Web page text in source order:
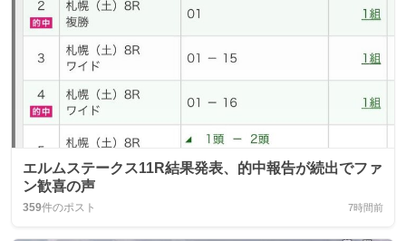
エルムステークス11R結果発表、的中報告が続出でファ
ン歓喜の声
359件のポスト 7時間前